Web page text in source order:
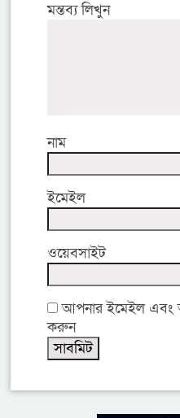
মন্তব্য লিখুন
নাম
ইমেইল
ওয়েবসাইট
আপনার ইমেইল এবং
করুন